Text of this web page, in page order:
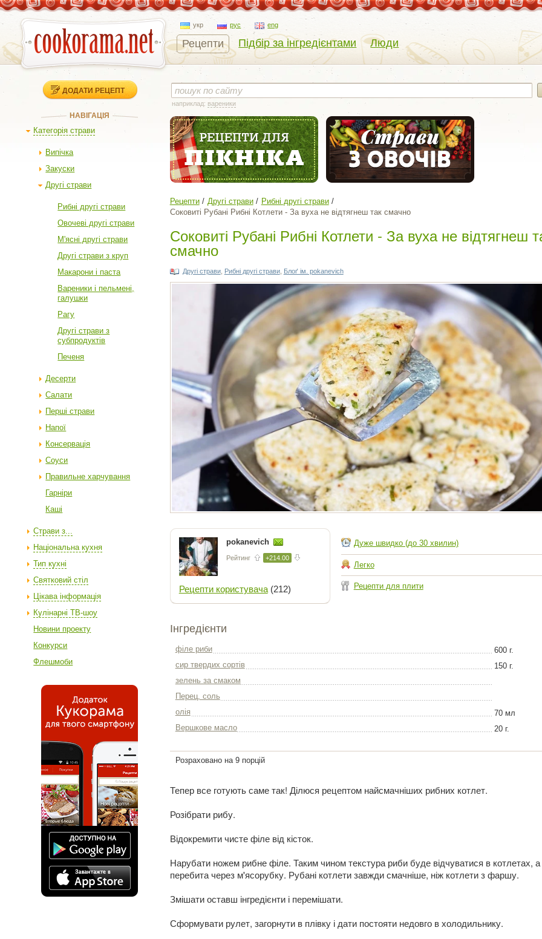
укр рус eng
Рецепти Підбір за інгредієнтами Люди
ДОДАТИ РЕЦЕПТ
НАВІГАЦІЯ
Категорія страви
Випічка
Закуски
Другі страви
Рибні другі страви
Овочеві другі страви
М'ясні другі страви
Другі страви з круп
Макарони і паста
Вареники і пельмені,
галушки
Рагу
Другі страви з
субпродуктів
Печеня
Десерти
Салати
Перші страви
Напої
Консервація
Соуси
Правильне харчування
Гарніри
Каші
Страви з...
Національна кухня
Тип кухні
Святковий стіл
Цікава інформація
Кулінарні ТВ-шоу
Новини проекту
Конкурси
Флешмоби
наприклад: вареники
Рецепти Другі страви
Рибні другі страви
Соковиті Рубані Рибні Котлети - За вуха не відтягнеш так смачно
Соковиті Рубані Рибні Котлети - За вуха не відтягнеш
смачно
Другі страви, Рибні другі страви, Блоґ ім. pokanevich
pokanevich
Рейтинг +214.00
Рецепти користувача(212)
Дуже швидко (до 30 хвилин)
Легко
Рецепти для плити
Інгредієнти
філе риби
600 г.
сир твердих сортів
150 г.
зелень за смаком
Перец, соль
олія
70 мл
Вершкове масло
20 г.
Розраховано на 9 порцій
Тепер все готують саме так! Ділюся рецептом найсмачніших рибних котлет.
Розібрати рибу.
Відокремити чисте філе від кісток.
Нарубати ножем рибне філе. Таким чином текстура риби буде відчуватися в котлетах,
перебита через м'ясорубку. Рубані котлети завжди смачніше, ніж котлети з фаршу.
Змішати оставш інгредієнти і перемішати.
Сформувати рулет, загорнути в плівку і дати постояти недовго в холодильнику.